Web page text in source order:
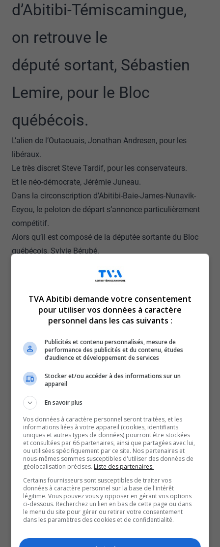
d’Abitibi-Témiscamingue,
on retrouve le
député sortant, Sébastien
Lemire, pour le Bloc
québécois.
L’alien de l’Outaouais, Jonathan Andresen, pour les
libéraux.
Le très discret Steve Tardif, pour les conservateurs.
Et le néo-démocrate, Jérémie Juneau.
Dans la circonscription d’Abitibi-Baie-James-Nunavik-
Eeyou, le peloton de départ s’annonce particulièrement
compétitif.
Alors qu’il est composé de la députée sortante du Bloc
québécois, Sylvie Bérubé.
Mandy Gull-Masty, pour le Parti libéral.
conservateurs.
Et du néo-démocrate unilingue, Thai Higashihara.
Mandy Gull-Masty qui retient l’attention.
Il faut noter que leur différence dans les intentions de
vote se joue dans la marge d’erreur, et ce, tout au long de
la campagne, selon le site Québec 125.
Muselé depuis le début par la campagne par la direction
de son Parti, coup de théâtre du côté de Steve Corriveau.
Ce dernier est l’un des rares candidats à briser l’omerta
conservatrice et décide de prendre la parole dans les
médias.
C’est donc une troisième voix qui anime le débat.
Mais par son affiliation aux libéraux, Mandy Gull-Masty
est la cible de toutes les attaques.
28 avril, jour J.
Sébastien Lemire est réélu sans grande difficulté pour un
troisième mandat dans la circonscription d’Abitibi-
TVA Abitibi demande votre consentement
pour utiliser vos données à caractère
personnel dans les cas suivants :
Publicités et contenu personnalisés, mesure de
performance des publicités et du contenu, études
d’audience et développement de services
Stocker et/ou accéder à des informations sur un
appareil
En savoir plus
Vos données à caractère personnel seront traitées, et les
informations liées à votre appareil (cookies, identifiants
uniques et autres types de données) pourront être stockées
et consultées par 66 partenaires, ainsi que partagées avec lui,
ou utilisées spécifiquement par ce site. Nos partenaires et
nous-mêmes sommes susceptibles d'utiliser des données de
géolocalisation précises. Liste des partenaires.
Certains fournisseurs sont susceptibles de traiter vos
données à caractère personnel sur la base de l'intérêt
légitime. Vous pouvez vous y opposer en gérant vos options
ci-dessous. Recherchez un lien en bas de cette page ou dans
le menu du site pour gérer ou retirer votre consentement
dans les paramètres des cookies et de confidentialité.